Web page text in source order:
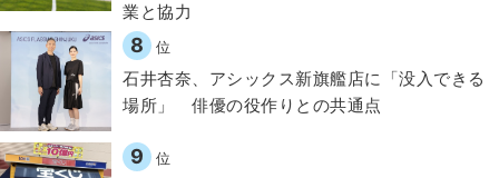
業と協力
8 位
石井杏奈、アシックス新旗艦店に「没入できる
場所」 俳優の役作りとの共通点
9 位